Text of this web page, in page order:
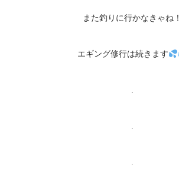
また釣りに行かなきゃね！
エギング修行は続きます